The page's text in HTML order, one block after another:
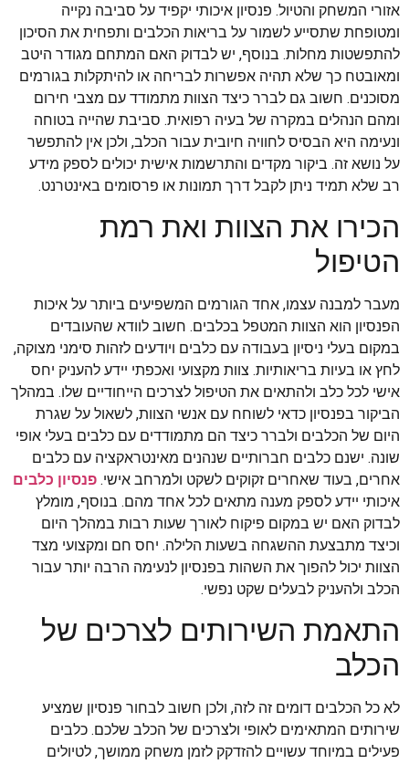
אזורי המשחק והטיול. פנסיון איכותי יקפיד על סביבה נקייה
ומטופחת שתסייע לשמור על בריאות הכלבים ותפחית את הסיכון
להתפשטות מחלות. בנוסף, יש לבדוק האם המתחם מגודר היטב
ומאובטח כך שלא תהיה אפשרות לבריחה או להיתקלות בגורמים
מסוכנים. חשוב גם לברר כיצד הצוות מתמודד עם מצבי חירום
ומהם הנהלים במקרה של בעיה רפואית. סביבת שהייה בטוחה
ונעימה היא הבסיס לחוויה חיובית עבור הכלב, ולכן אין להתפשר
על נושא זה. ביקור מקדים והתרשמות אישית יכולים לספק מידע
רב שלא תמיד ניתן לקבל דרך תמונות או פרסומים באינטרנט.
הכירו את הצוות ואת רמת
הטיפול
מעבר למבנה עצמו, אחד הגורמים המשפיעים ביותר על איכות
הפנסיון הוא הצוות המטפל בכלבים. חשוב לוודא שהעובדים
במקום בעלי ניסיון בעבודה עם כלבים ויודעים לזהות סימני מצוקה,
לחץ או בעיות בריאותיות. צוות מקצועי ואכפתי יידע להעניק יחס
אישי לכל כלב ולהתאים את הטיפול לצרכים הייחודיים שלו. במהלך
הביקור בפנסיון כדאי לשוחח עם אנשי הצוות, לשאול על שגרת
היום של הכלבים ולברר כיצד הם מתמודדים עם כלבים בעלי אופי
שונה. ישנם כלבים חברותיים שנהנים מאינטראקציה עם כלבים
אחרים, בעוד שאחרים זקוקים לשקט ולמרחב אישי. פנסיון כלבים
איכותי יידע לספק מענה מתאים לכל אחד מהם. בנוסף, מומלץ
לבדוק האם יש במקום פיקוח לאורך שעות רבות במהלך היום
וכיצד מתבצעת ההשגחה בשעות הלילה. יחס חם ומקצועי מצד
הצוות יכול להפוך את השהות בפנסיון לנעימה הרבה יותר עבור
הכלב ולהעניק לבעלים שקט נפשי.
התאמת השירותים לצרכים של
הכלב
לא כל הכלבים דומים זה לזה, ולכן חשוב לבחור פנסיון שמציע
שירותים המתאימים לאופי ולצרכים של הכלב שלכם. כלבים
פעילים במיוחד עשויים להזדקק לזמן משחק ממושך, לטיולים